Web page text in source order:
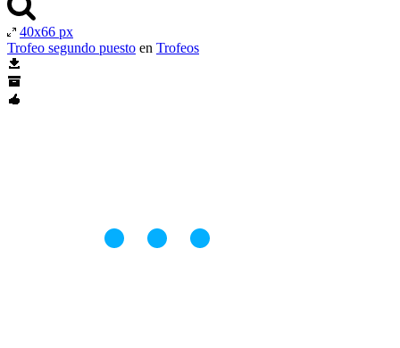
40x66 px
Trofeo segundo puesto en Trofeos